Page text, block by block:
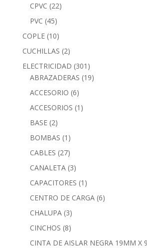
CPVC (22)
PVC (45)
COPLE (10)
CUCHILLAS (2)
ELECTRICIDAD (301)
ABRAZADERAS (19)
ACCESORIO (6)
ACCESORIOS (1)
BASE (2)
BOMBAS (1)
CABLES (27)
CANALETA (3)
CAPACITORES (1)
CENTRO DE CARGA (6)
CHALUPA (3)
CINCHOS (8)
CINTA DE AISLAR NEGRA 19MM X